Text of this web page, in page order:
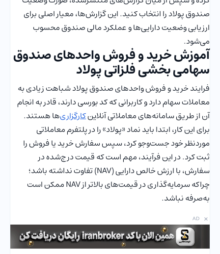
صندوق پولاد را انتخاب کنید. این گزارش‌ها، معیار اصلی برای
ارزیابی وضعیت دارایی‌ها و عملکرد مالی صندوق محسوب
می‌شود.
آموزش خرید و فروش واحدهای صندوق
سهامی بخشی فلزاتی پولاد
فرایند خرید و فروش واحدهای صندوق پولاد شباهت زیادی به
معاملات سهام دارد و کاربرانی که کد بورسی دارند، قادر به انجام
آن از طریق سامانه‌های معاملاتی آنلاینکارگزاری‌ها هستند.
برای این کار، ابتدا باید نماد «پولاد» را در پلتفرم معاملاتی
موردنظر خود جست‌وجو کرد، سپس سفارش خرید یا فروش را
ثبت کرد. در این فرآیند، مهم است که قیمت درج‌شده در
سفارش، با ارزش خالص دارایی (NAV) تفاوت نداشته باشد؛
چراکه سرمایه‌گذاری در قیمت‌های بالاتر از NAV ممکن است
به‌صرفه نباشد.
AD ×